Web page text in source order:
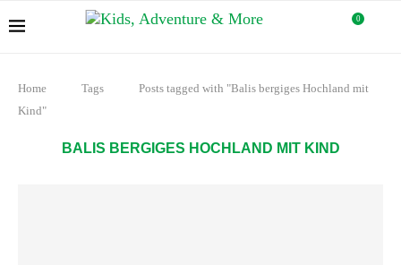
0
Home Tags
Posts tagged with "Balis bergiges Hochland mit
Kind"
BALIS BERGIGES HOCHLAND MIT KIND